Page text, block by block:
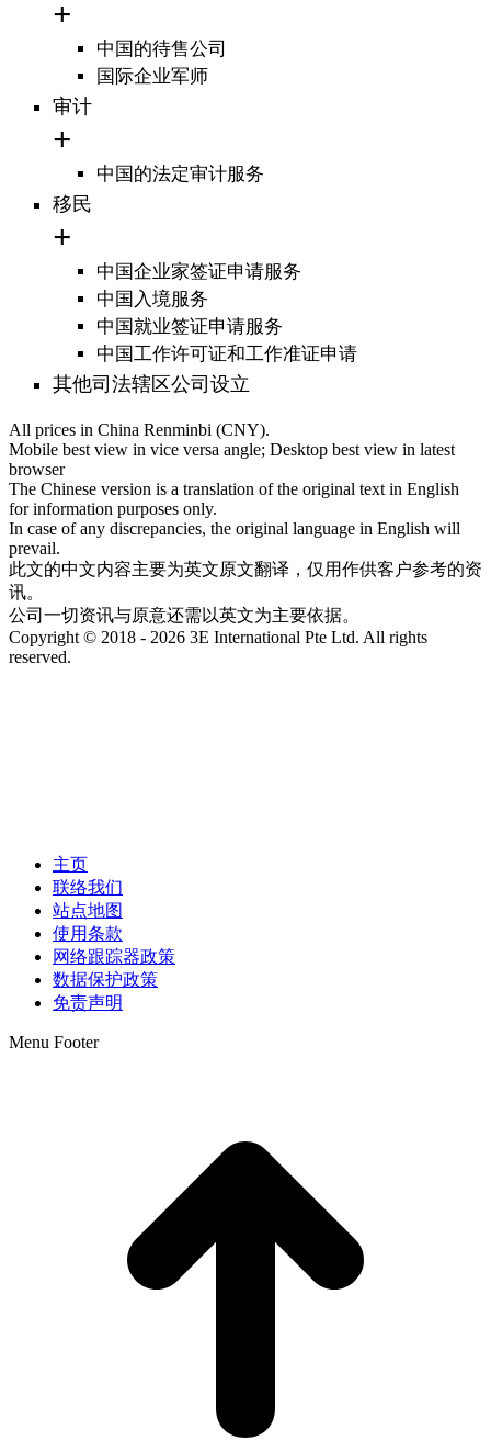
中国的待售公司
国际企业军师
审计
中国的法定审计服务
移民
中国企业家签证申请服务
中国入境服务
中国就业签证申请服务
中国工作许可证和工作准证申请
其他司法辖区公司设立
All prices in China Renminbi (CNY).
Mobile best view in vice versa angle; Desktop best view in latest
browser
The Chinese version is a translation of the original text in English
for information purposes only.
In case of any discrepancies, the original language in English will
prevail.
此文的中文内容主要为英文原文翻译，仅用作供客户参考的资
讯。
公司一切资讯与原意还需以英文为主要依据。
Copyright © 2018 - 2026 3E International Pte Ltd. All rights
reserved.
主页
联络我们
站点地图
使用条款
网络跟踪器政策
数据保护政策
免责声明
Menu Footer